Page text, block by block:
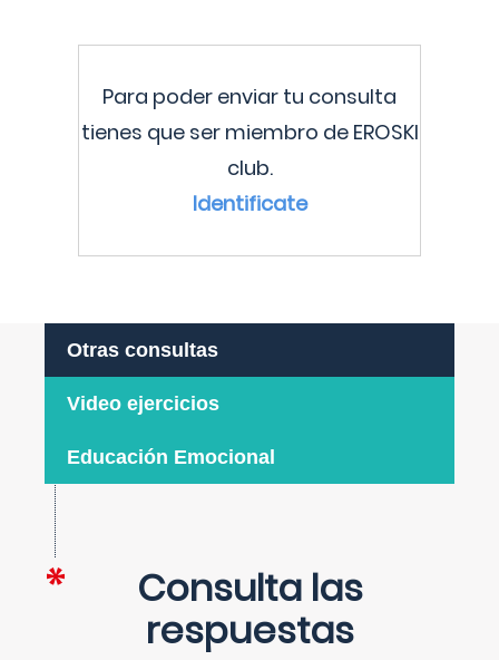
Para poder enviar tu consulta
tienes que ser miembro de EROSKI
club.
Identificate
Otras consultas
Video ejercicios
Educación Emocional
Consulta las
respuestas